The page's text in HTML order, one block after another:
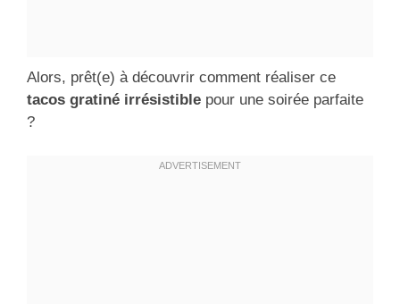
Alors, prêt(e) à découvrir comment réaliser ce
tacos gratiné irrésistible pour une soirée parfaite
?